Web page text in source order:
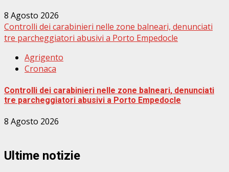
8 Agosto 2026
Controlli dei carabinieri nelle zone balneari, denunciati
tre parcheggiatori abusivi a Porto Empedocle
Agrigento
Cronaca
Controlli dei carabinieri nelle zone balneari, denunciati
tre parcheggiatori abusivi a Porto Empedocle
8 Agosto 2026
Ultime notizie